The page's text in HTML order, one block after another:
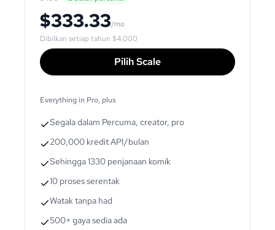
$333.33/mo
Dibilkan setiap tahun $4,000
Pilih Scale
Everything in Pro, plus
Segala dalam Percuma, creator, pro
200,000 kredit API/bulan
Sehingga 1330 penjanaan komik
10 proses serentak
Watak tanpa had
500+ gaya sedia ada